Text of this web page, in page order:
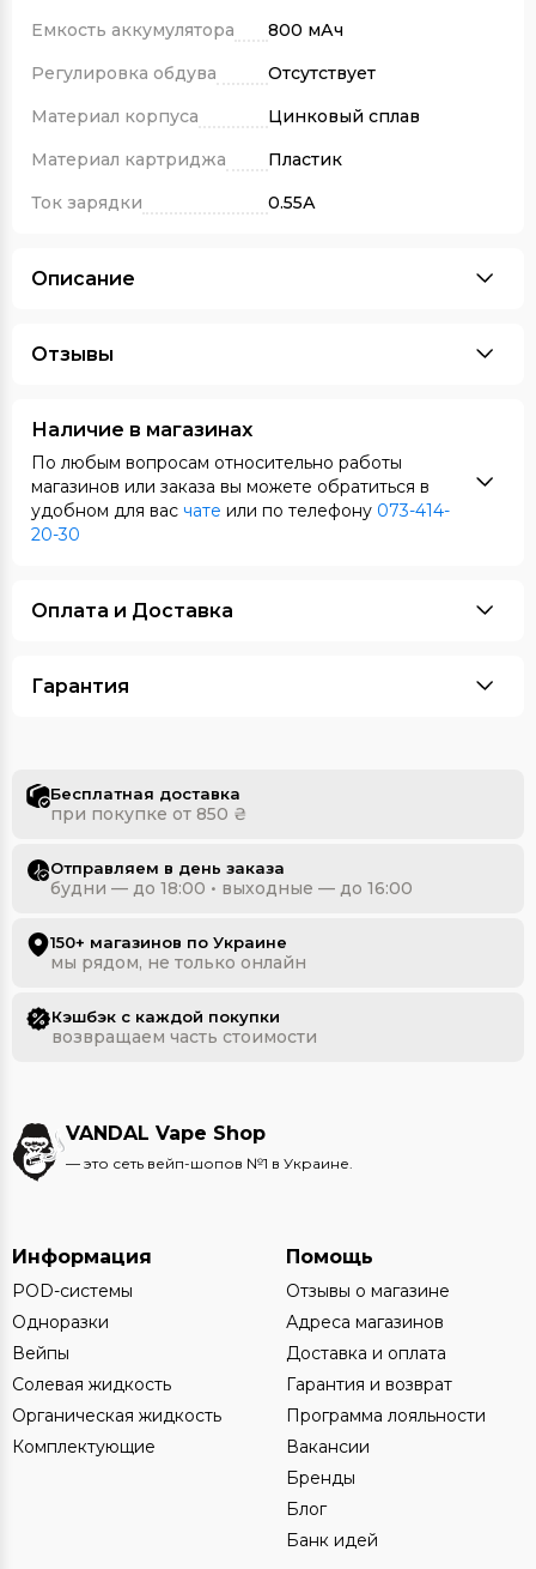
Емкость аккумулятора
800 мАч
Регулировка обдува
Отсутствует
Материал корпуса
Цинковый сплав
Материал картриджа
Пластик
Ток зарядки
0.55А
Описание
Отзывы
Наличие в магазинах
По любым вопросам относительно работы
магазинов или заказа вы можете обратиться в
удобном для вас чате или по телефону 073-414-
20-30
Оплата и Доставка
Гарантия
Бесплатная доставка
при покупке от 850 ₴
Отправляем в день заказа
будни — до 18:00 • выходные — до 16:00
150+ магазинов по Украине
мы рядом, не только онлайн
Кэшбэк с каждой покупки
возвращаем часть стоимости
VANDAL Vape Shop
— это сеть вейп-шопов №1 в Украине.
Информация
POD-системы
Одноразки
Вейпы
Солевая жидкость
Органическая жидкость
Комплектующие
Помощь
Отзывы о магазине
Адреса магазинов
Доставка и оплата
Гарантия и возврат
Программа лояльности
Вакансии
Бренды
Блог
Банк идей